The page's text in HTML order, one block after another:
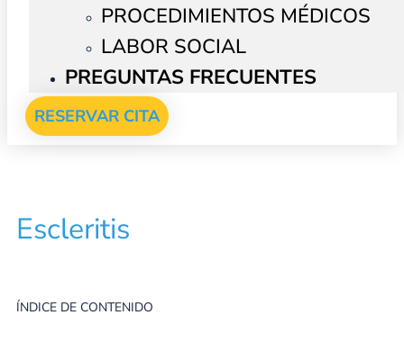
PROCEDIMIENTOS MÉDICOS
LABOR SOCIAL
PREGUNTAS FRECUENTES
RESERVAR CITA
Escleritis
ÍNDICE DE CONTENIDO